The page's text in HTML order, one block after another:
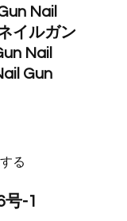
Nail
イルガン
Nail
Gun
る
-1